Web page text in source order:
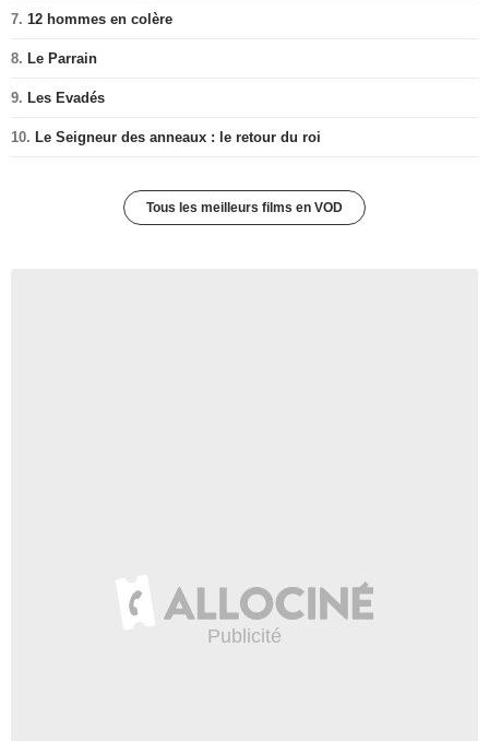
7. 12 hommes en colère
8. Le Parrain
9. Les Evadés
10. Le Seigneur des anneaux : le retour du roi
Tous les meilleurs films en VOD